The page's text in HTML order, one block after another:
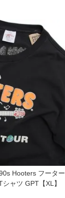
Hooters フーター
ャツ GPT【XL】